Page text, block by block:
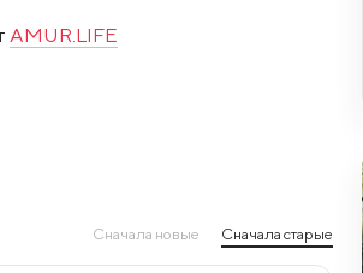
AMUR.LIFE
Сначала новые Сначала старые